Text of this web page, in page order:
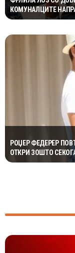
КОМУНАЛЦИТЕ
РОЏЕР ФЕДЕРЕР
ОТКРИ ЗОШТО